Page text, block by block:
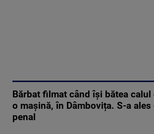
Bărbat filmat când își bătea
o mașină, în Dâmbovița. S-a
penal